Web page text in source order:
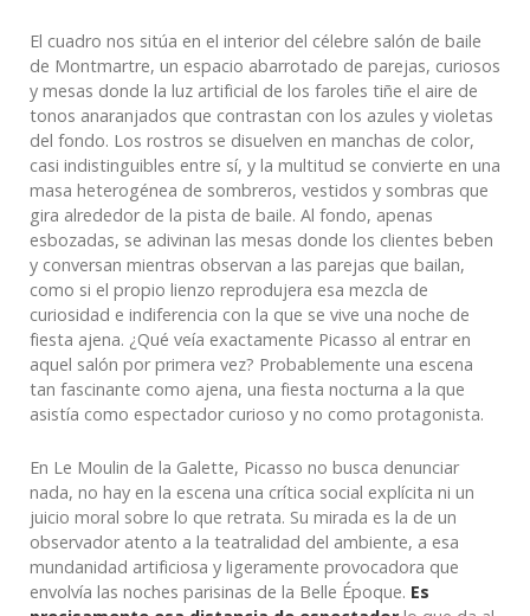
El cuadro nos sitúa en el interior del célebre salón de baile
de Montmartre, un espacio abarrotado de parejas, curiosos
y mesas donde la luz artificial de los faroles tiñe el aire de
tonos anaranjados que contrastan con los azules y violetas
del fondo. Los rostros se disuelven en manchas de color,
casi indistinguibles entre sí, y la multitud se convierte en una
masa heterogénea de sombreros, vestidos y sombras que
gira alrededor de la pista de baile. Al fondo, apenas
esbozadas, se adivinan las mesas donde los clientes beben
y conversan mientras observan a las parejas que bailan,
como si el propio lienzo reprodujera esa mezcla de
curiosidad e indiferencia con la que se vive una noche de
fiesta ajena. ¿Qué veía exactamente Picasso al entrar en
aquel salón por primera vez? Probablemente una escena
tan fascinante como ajena, una fiesta nocturna a la que
asistía como espectador curioso y no como protagonista.
En Le Moulin de la Galette, Picasso no busca denunciar
nada, no hay en la escena una crítica social explícita ni un
juicio moral sobre lo que retrata. Su mirada es la de un
observador atento a la teatralidad del ambiente, a esa
mundanidad artificiosa y ligeramente provocadora que
envolvía las noches parisinas de la Belle Époque. Es